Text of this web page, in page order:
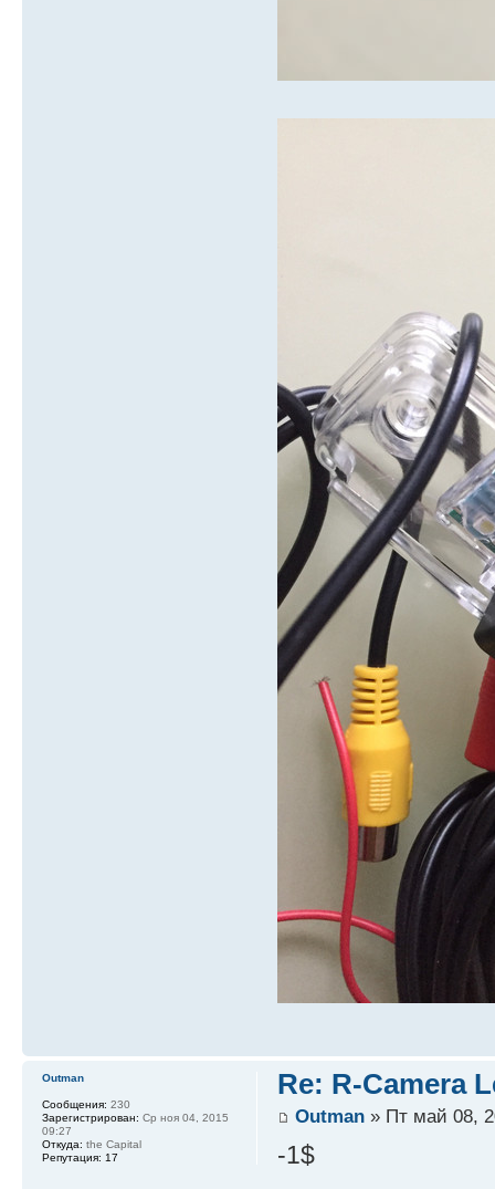
Re: R-Camera
Outman» Пт май 08,
-1$
Outman
Сообщения: 230
Зарегистрирован: Ср ноя 04, 2015
09:27
Откуда: the Capital
Репутация: 17